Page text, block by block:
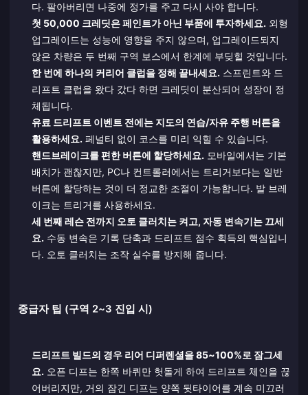
다. 팔아버리면 나중에 정가를 주고 다시 사야 합니다.
첫 50,000 크레딧은 페인트가 아닌 부품에 투자하세요. 외형
업그레이드는 성능에 영향을 주지 않으며, 업그레이드되지
않은 차량은 두 번째 구역 보스에서 한계에 부딪힐 것입니다.
한 번에 하나의 커리어 클럽을 정해 끝내세요. 스프린트와 드
리프트 클럽을 왔다 갔다 하면 크레딧이 분산되어 성장이 정
체됩니다.
유료 드리프트 이벤트 전에는 지도의 연습/자유 주행 버튼을
활용하세요. 페널티 없이 코스를 미리 익힐 수 있습니다.
핸드브레이크를 편한 버튼에 할당하세요. 모바일에서는 기본
배치가 괜찮지만, PC나 컨트롤러에서는 트리거보다는 일반
버튼에 할당하는 것이 더 정교한 조절이 가능합니다. 발 브레
이크는 트리거를 사용하세요.
세 번째 레슨 전까지 오토 클러치는 켜고, 자동 변속기는 끄세
요. 수동 변속은 기록 단축과 드리프트 점수 획득의 핵심입니
다. 오토 클러치는 조작 실수를 방지해 줍니다.
중급자 팁 (구역 2~3 진입 시)
드리프트 빌드의 경우 리어 디퍼렌셜을 85~100%로 잠그세
요. 오픈 디프는 한쪽 바퀴만 헛돌게 하여 드리프트 체인을 끊
어버리지만, 거의 잠긴 디프는 양쪽 뒷타이어를 계속 미끄러